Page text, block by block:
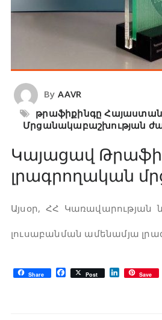
By AAVR
թրաֆիքինգը
Մրցանակաբաշխության
Կայացավ
լրագրողական
Այսօր, ՀՀ
լուսաբանման ամենամյա
Share Facebook
Post LinkedIn
Save